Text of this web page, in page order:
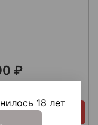
₽
сейчас
18 лет